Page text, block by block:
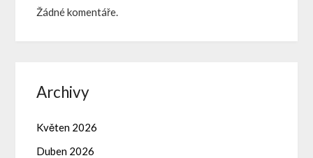
Žádné komentáře.
Archivy
Květen 2026
Duben 2026